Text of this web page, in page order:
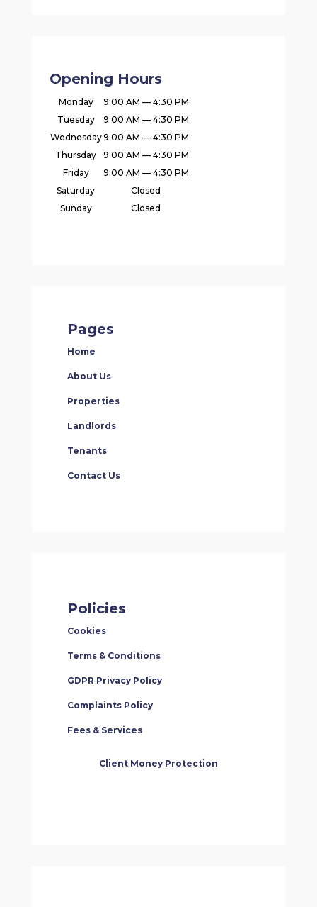
Opening Hours
Monday
9:00 AM — 4:30 PM
Tuesday
9:00 AM — 4:30 PM
Wednesday9:00 AM — 4:30 PM
Thursday
9:00 AM — 4:30 PM
Friday
9:00 AM — 4:30 PM
Saturday
Closed
Sunday
Closed
Pages
Home
About Us
Properties
Landlords
Tenants
Contact Us
Policies
Cookies
Terms & Conditions
GDPR Privacy Policy
Complaints Policy
Fees & Services
Client Money Protection